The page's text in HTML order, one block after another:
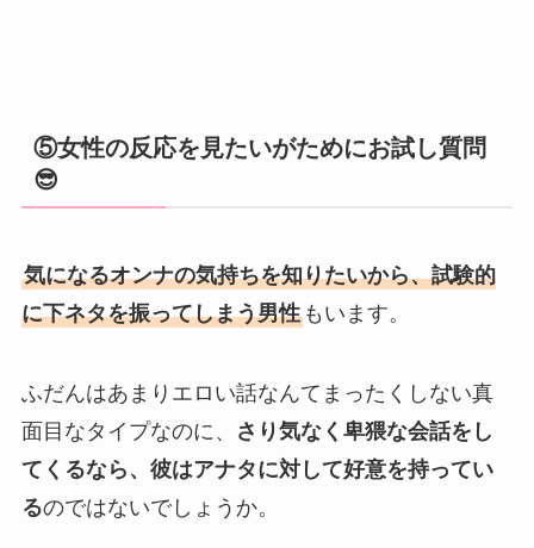
⑤女性の反応を見たいがためにお試し質問
😎
気になるオンナの気持ちを知りたいから、試験的
に下ネタを振ってしまう男性もいます。
ふだんはあまりエロい話なんてまったくしない真
面目なタイプなのに、
さり気なく卑猥な会話をし
てくるなら、彼はアナタに対して好意を持ってい
るのではないでしょうか。